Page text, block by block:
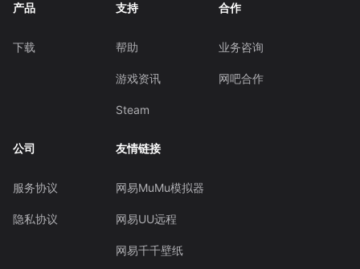
产品
下载
支持
帮助
游戏资讯
Steam
合作
业务咨询
网吧合作
公司
服务协议
隐私协议
友情链接
网易MuMu模拟器
网易UU远程
网易千千壁纸